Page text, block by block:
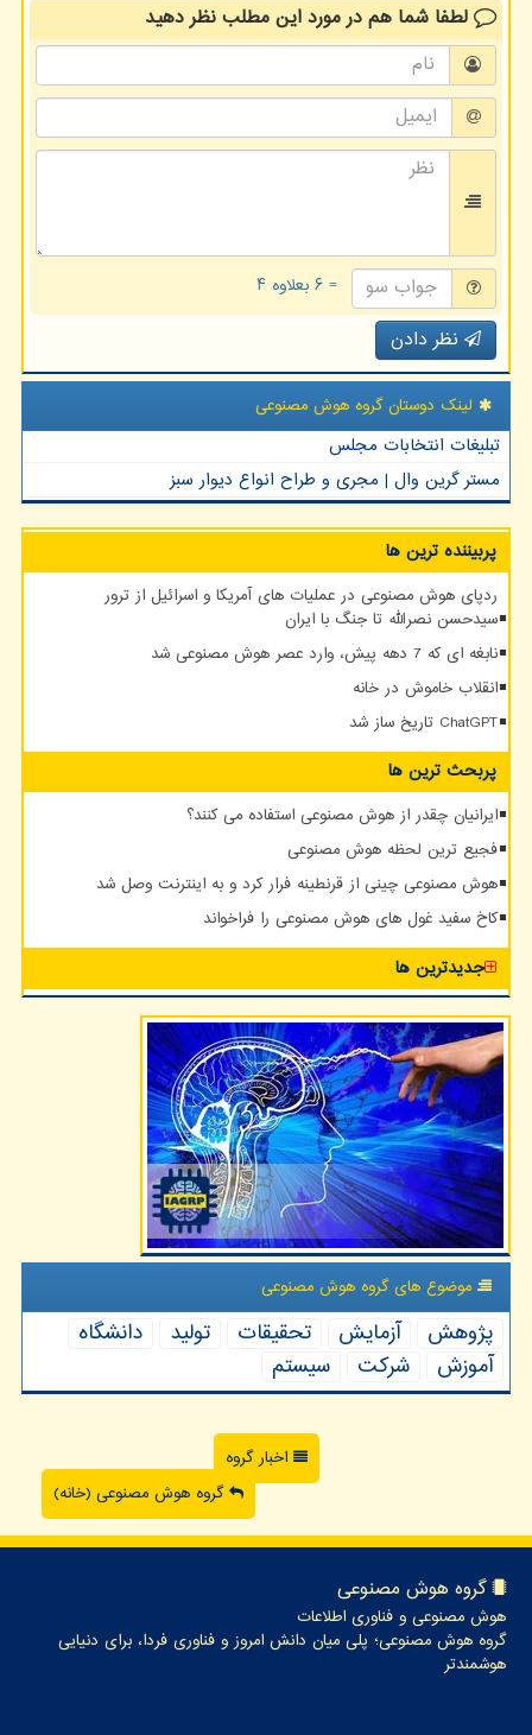
لطفا شما همدر مورد این مطلبنظر دهید
= ۶ بعلاوه ۴
نظر دادن
لینک دوستان گروه هوش مصنوعی
تبلیغات انتخابات مجلس
مستر گرین وال | مجری و طراح انواع دیوار سبز
پربیننده ترین ها
ردپای هوش مصنوعی در عملیات های آمریکا و اسرائیل از ترور
سیدحسن نصرالله تا جنگ با ایران
نابغه ای که 7 دهه پیش، وارد عصر هوش مصنوعی شد
انقلاب خاموش در خانه
ChatGPT تاریخ ساز شد
پربحث ترین ها
ایرانیان چقدر از هوش مصنوعی استفاده می کنند؟
فجیع ترین لحظه هوش مصنوعی
هوش مصنوعی چینی از قرنطینه فرار کرد و به اینترنت وصل شد
کاخ سفید غول های هوش مصنوعی را فراخواند
جدیدترین ها
موضوع های گروه هوش مصنوعی
پژوهش آزمایش تحقیقات تولید
دانشگاه
آموزش
شركت سیستم
اخبار گروه
گروه هوش مصنوعی (خانه)
گروه هوش مصنوعی
هوش مصنوعی و فناوری اطلاعات
گروه هوش مصنوعی؛ پلی میان دانش امروز و فناوری فردا، برای دنیایی
هوشمندتر